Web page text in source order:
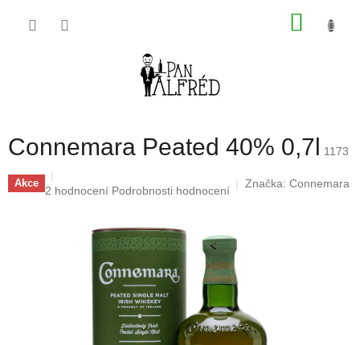
Connemara Peated 40% 0,7l 1173
Akce
Průměrné
2 hodnocení Podrobnosti hodnocení
Značka: Connemara